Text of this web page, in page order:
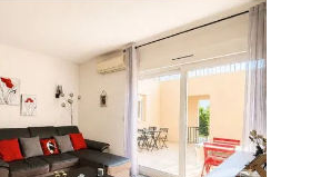
T2 à vendre
€